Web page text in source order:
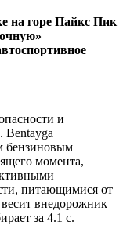
на горе Пайкс Пик
и
Bentayga
бензиновым
момента,
питающимися от
внедорожник
за 4.1 с.